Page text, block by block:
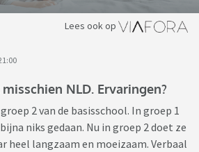
Lees ook op
NLD. Ervaringen?
2 van de basisschool. In groep 1
niks gedaan. Nu in groep 2 doet ze
heel langzaam en moeizaam. Verbaal